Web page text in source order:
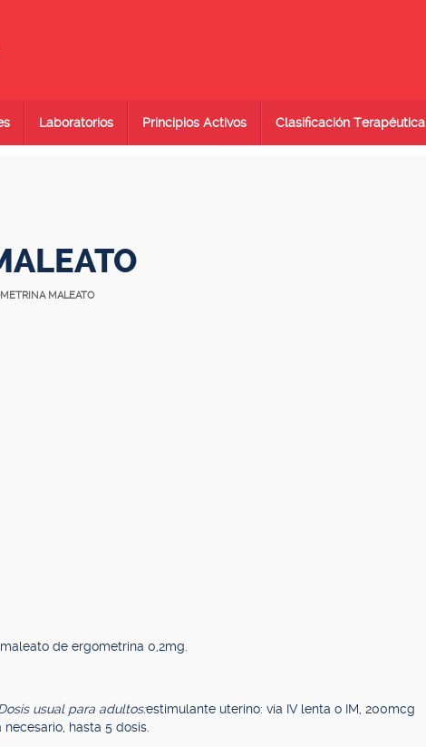
Laboratorios Principios Activos Clasificación Terapéutica
MALEATO
de ergometrina 0,2mg.
usual para adultos:estimulante uterino: vía IV lenta o IM, 200mcg
hasta 5 dosis.